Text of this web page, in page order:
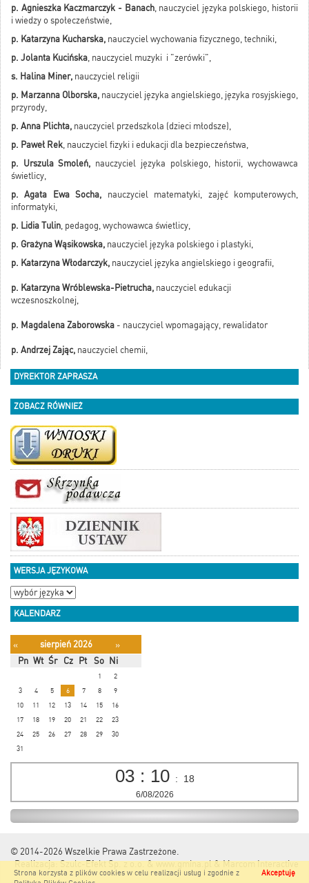
p. Agnieszka Kaczmarczyk - Banach, nauczyciel języka polskiego, historii
i wiedzy o społeczeństwie,
p. Katarzyna Kucharska, nauczyciel wychowania fizycznego, techniki,
p. Jolanta Kucińska, nauczyciel muzyki i "zerówki",
s. Halina Miner, nauczyciel religii
p. Marzanna Olborska, nauczyciel języka angielskiego, języka rosyjskiego,
przyrody,
p. Anna Plichta, nauczyciel przedszkola (dzieci młodsze),
p. Paweł Rek, nauczyciel fizyki i edukacji dla bezpieczeństwa,
p. Urszula Smoleń, nauczyciel języka polskiego, historii, wychowawca
świetlicy,
p. Agata Ewa Socha, nauczyciel matematyki, zajęć komputerowych,
informatyki,
p. Lidia Tulin, pedagog, wychowawca świetlicy,
p. Grażyna Wąsikowska, nauczyciel języka polskiego i plastyki,
p. Katarzyna Włodarczyk, nauczyciel języka angielskiego i geografii,
p. Katarzyna Wróblewska-Pietrucha, nauczyciel edukacji
wczesnoszkolnej,
p. Magdalena Zaborowska - nauczyciel wpomagający, rewalidator
p. Andrzej Zając, nauczyciel chemii,
DYREKTOR ZAPRASZA
ZOBACZ RÓWNIEŻ
WERSJA JĘZYKOWA
KALENDARZ
« sierpień 2026
»
Pn Wt Śr Cz Pt So Ni
1
2
3
4 5 6 7 8
9
10
11 12 13 14 15
16
17
18 19 20 21 22
23
24
25 26 27 28 29
30
31
03 : 10 : 18
6/08/2026
Akceptuję
Strona korzysta z plików cookies w celu realizacji usług i zgodnie z
© 2014-2026 Wszelkie Prawa Zastrzeżone.
Realizacja:Szulc-Efekt Sp. z o.o. & www.gmina.pl&Marcom Interactive